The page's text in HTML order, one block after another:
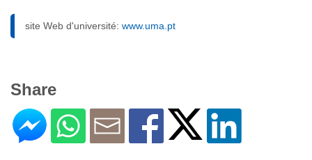
site Web d'université: www.uma.pt
Share